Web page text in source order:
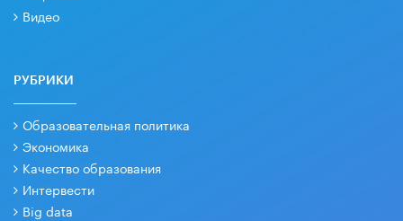
Видео
РУБРИКИ
Образовательная политика
Экономика
Качество образования
Интервести
Big data